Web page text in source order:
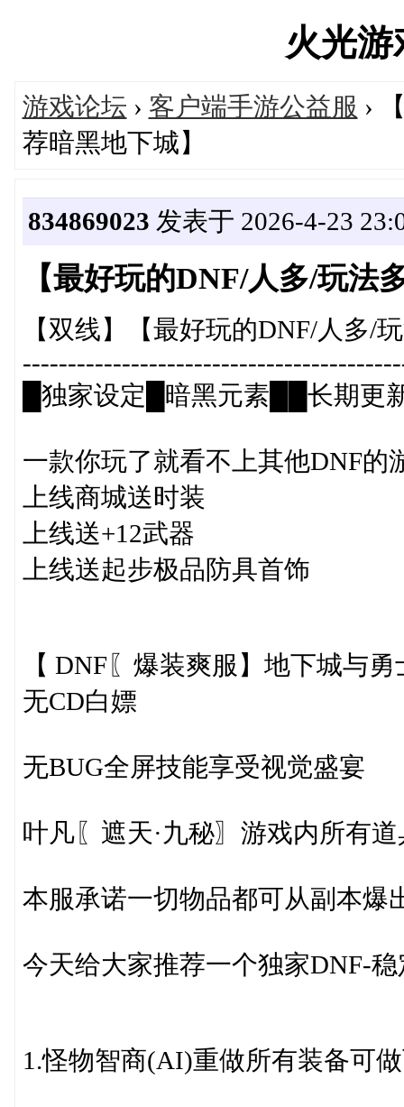
火光
游戏论坛 › 客户端手游公益服 ›
荐暗黑地下城】
834869023 发表于 2026-4-23
【最好玩的DNF/人多/玩法
【双线】【最好玩的DNF/人多/
█独家设定█暗黑元素██长期更
一款你玩了就看不上其他DNF的
上线商城送时装
上线送+12武器
上线送起步极品防具首饰
【 DNF〖爆装爽服】地下城与
无CD白嫖
无BUG全屏技能享受视觉盛宴
叶凡〖遮天·九秘〗游戏内所有
本服承诺一切物品都可从副本爆
今天给大家推荐一个独家DNF-
1.怪物智商(AI)重做所有装备可